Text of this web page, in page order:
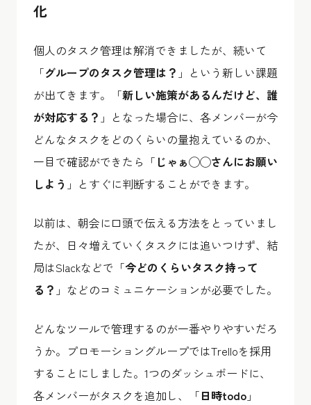
化
個人のタスク管理は解消できましたが、続いて
「グループのタスク管理は？ 」という新しい課題
が出てきます。「新しい施策があるんだけど、誰
が対応する？ 」となった場合に、各メンバーが今
どんなタスクをどのくらいの量抱えているのか、
一目で確認ができたら「 じゃぁ◯◯さんにお願い
しよう 」とすぐに判断することができます。
以前は、朝会に口頭で伝える方法をとっていまし
たが、日々増えていくタスクには追いつけず、結
局はSlackなどで「今どのくらいタスク持って
る？ 」などのコミュニケーションが必要でした。
どんなツールで管理するのが一番やりやすいだろ
うか。プロモーショングループではTrelloを採用
することにしました。1つのダッシュボードに、
各メンバーがタスクを追加し、「日時todo 」